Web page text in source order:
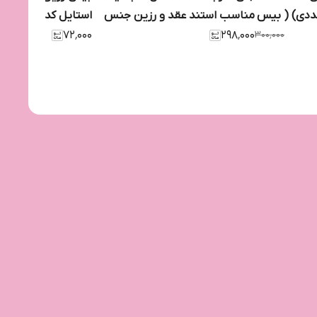
ایرانی 6*9 (بسته 25 عددی) ( بیس
۳۰۰٬۰۰۰
مناسب استند عقد و رزین جنس
۲۹۸٬۰۰۰
استایل کد 14 ( 10 عددی = 5 جفت)
۷۲٬۰۰۰